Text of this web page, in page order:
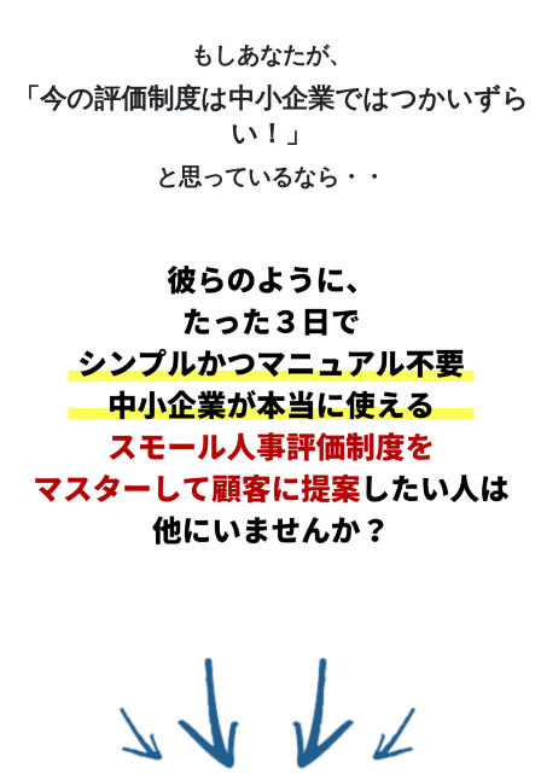
もしあなたが、
「今の評価制度は中小企業ではつかいずら
い！」
と思っているなら・・